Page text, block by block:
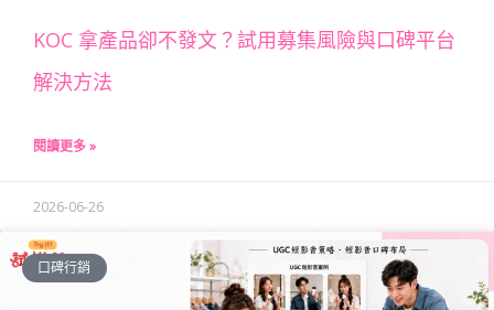
KOC 拿產品卻不發文？試用募集風險與口碑平台
解決方法
閱讀更多 »
2026-06-26
口碑行銷